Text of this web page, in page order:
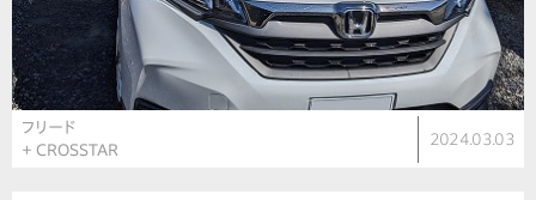
フリード
＋ CROSSTAR
2024.03.03